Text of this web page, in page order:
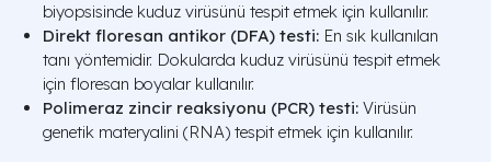
biyopsisinde kuduz virüsünü tespit etmek için kullanılır.
Direkt floresan antikor (DFA) testi: En sık kullanılan
tanı yöntemidir. Dokularda kuduz virüsünü tespit etmek
için floresan boyalar kullanılır.
Polimeraz zincir reaksiyonu (PCR) testi: Virüsün
genetik materyalini (RNA) tespit etmek için kullanılır.